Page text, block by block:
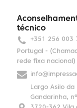
técnico
+351 256 003
Portugal -
rede fixa nacional)
Largo Asilo da
Gandarinha,